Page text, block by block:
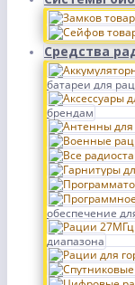
Средства
батареи для
брендам
обеспечение
диапазона